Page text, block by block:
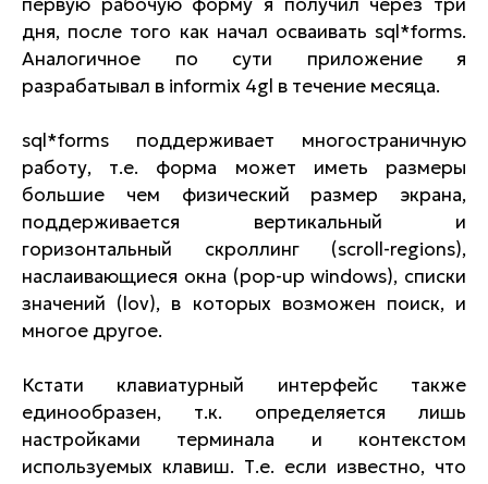
дня, после того как начал осваивать sql*forms.
Аналогичное по сути приложение я
разрабатывал в informix 4gl в течение месяца.
sql*forms поддерживает многостраничную
работу, т.е. форма может иметь размеры
большие чем физический размер экрана,
поддерживается вертикальный и
горизонтальный скроллинг (scroll-regions),
наслаивающиеся окна (pop-up windows), списки
значений (lov), в которых возможен поиск, и
многое другое.
Кстати клавиатурный интерфейс также
единообразен, т.к. определяется лишь
настройками терминала и контекстом
используемых клавиш. Т.е. если известно, что